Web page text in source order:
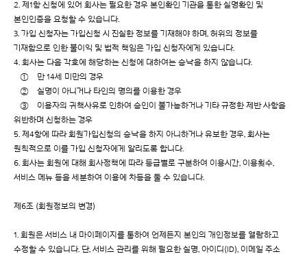
2. 제1항 신청에 있어 회사는 필요한 경우 본인확인 기관을 통한 실명확인 및
본인인증을 요청할 수 있습니다.
3. 가입 신청자는 가입신청 시 진실한 정보를 기재해야 하며, 허위의 정보를
기재함으로 인한 불이익 및 법적 책임은 가입 신청자에게 있습니다.
4. 회사는 다음 각호에 해당하는 신청에 대하여는 승낙을 하지 않습니다.
① 만 14세 미만의 경우
② 실명이 아니거나 타인의 명의를 이용한 경우
③ 이용자의 귀책사유로 인하여 승인이 불가능하거나 기타 규정한 제반 사항을
위반하며 신청하는 경우
5. 제4항에 따라 회원가입신청의 승낙을 하지 아니하거나 유보한 경우, 회사는
원칙적으로 이를 가입 신청자에게 알리도록 합니다.
6. 회사는 회원에 대해 회사정책에 따라 등급별로 구분하여 이용시간, 이용횟수,
서비스 메뉴 등을 세분하여 이용에 차등을 둘 수 있습니다.
제6조 (회원정보의 변경)
1. 회원은 서비스 내 마이페이지를 통하여 언제든지 본인의 개인정보를 열람하고
수정할 수 있습니다. 단, 서비스 관리를 위해 필요한 실명, 아이디(ID), 이메일 주소